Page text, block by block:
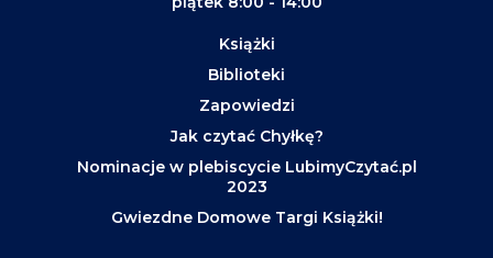
Książki
Biblioteki
Zapowiedzi
Jak czytać Chyłkę?
Nominacje w plebiscycie LubimyCzytać.pl
2023
Gwiezdne Domowe Targi Książki!